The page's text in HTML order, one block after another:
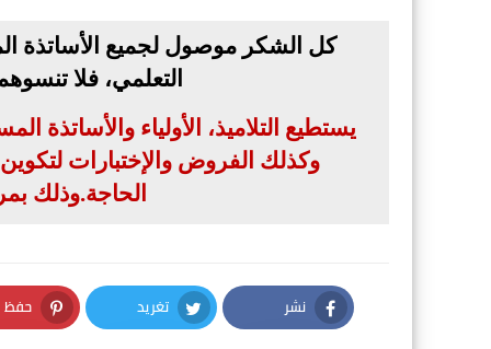
كل الشكر موصول لجميع الأساتذة
التعلمي، فلا
يستطيع التلاميذ، الأولياء والأساتذة
وكذلك الفروض والإختبارات لتكوين
الحاجة.وذلك
نشر
Facebook
تغريد
Twitter
حفظ